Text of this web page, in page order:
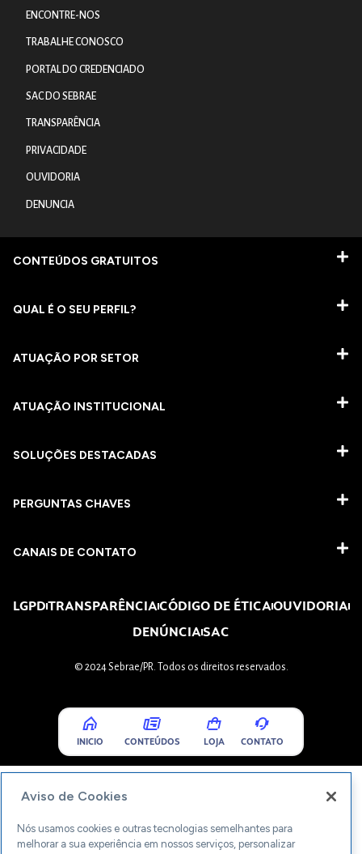
ENCONTRE-NOS
TRABALHE CONOSCO
PORTAL DO CREDENCIADO
SAC DO SEBRAE
TRANSPARÊNCIA
PRIVACIDADE
OUVIDORIA
DENUNCIA
CONTEÚDOS GRATUITOS
QUAL É O SEU PERFIL?
ATUAÇÃO POR SETOR
ATUAÇÃO INSTITUCIONAL
SOLUÇÕES DESTACADAS
PERGUNTAS CHAVES​
CANAIS DE CONTATO
LGPDTRANSPARÊNCIACÓDIGO DE ÉTICAOUVIDORIA
DENÚNCIASAC
© 2024 Sebrae/PR. Todos os direitos reservados.
INICIO CONTEÚDOS LOJA CONTATO
Aviso de Cookies
Nós usamos cookies e outras tecnologias semelhantes para
melhorar a sua experiência em nossos serviços, personalizar